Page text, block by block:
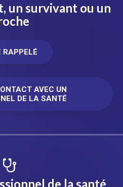
un survivant ou un
RAPPELÉ
AVEC UN
DE LA SANTÉ
de la santé